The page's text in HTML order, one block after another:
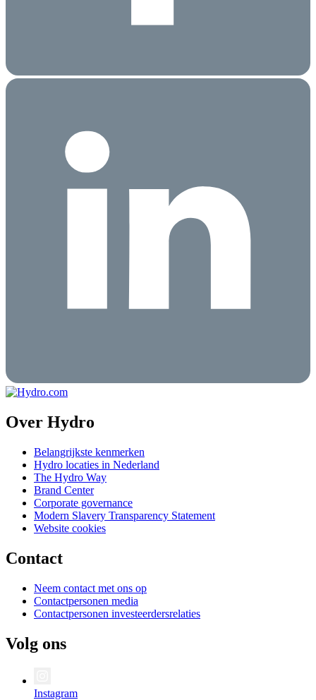
Over Hydro
Belangrijkste kenmerken
Hydro locaties in Nederland
The Hydro Way
Brand Center
Corporate governance
Modern Slavery Transparency Statement
Website cookies
Contact
Neem contact met ons op
Contactpersonen media
Contactpersonen investeerdersrelaties
Volg ons
Instagram